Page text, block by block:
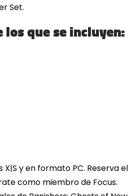
Set.
que se incluyen:
X|S y en formato PC. Reserva el
como miembro de Focus.